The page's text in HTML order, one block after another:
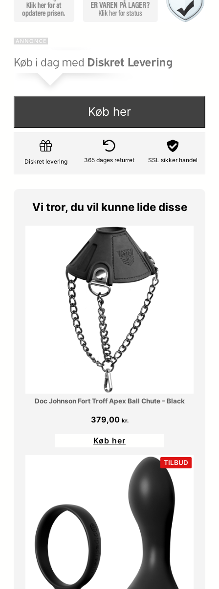
Køb her
Diskret levering 365 dages returret SSL sikker handel
Vi tror, du vil kunne lide disse
Doc Johnson Fort Troff Apex Ball Chute – Black
379,00 kr.
Køb her
TILBUD
PÅ